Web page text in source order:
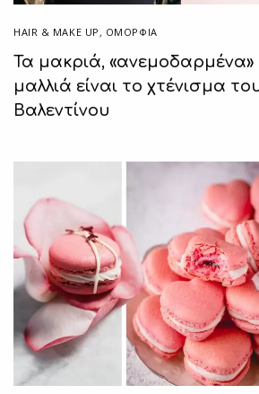
HAIR & MAKE UP , ΟΜΟΡΦΙΑ
Τα μακριά,
μαλλιά είναι το χτένισμα
Βαλεντίνου